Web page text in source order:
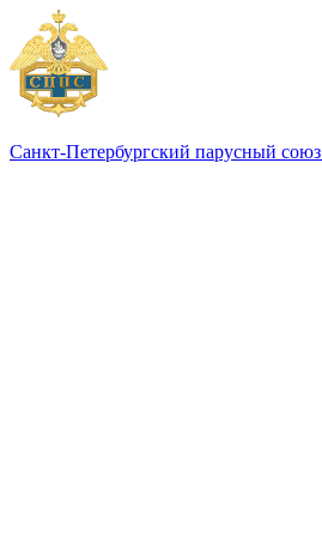
Санкт-Петербургский парусный союз